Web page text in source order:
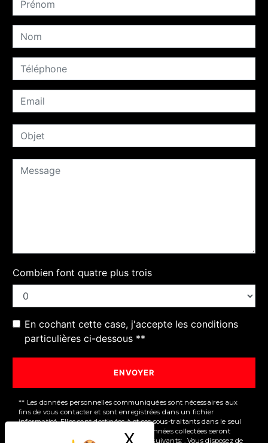
Combien font quatre plus trois
En cochant cette case, j'accepte les conditions
particulières ci-dessous **
ENVOYER
** Les données personnelles communiquées sont nécessaires aux
fins de vous contacter et sont enregistrées dans un fichier
informatisé. Elles sont destinées à et ses sous-traitants dans le seul
but de répondre à votre message. Les données collectées seront
communiquées aux seuls destinataires suivants: . Vous disposez de